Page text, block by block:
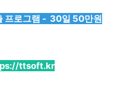
프로그램 - 30일 50만원
ttsoft.kr